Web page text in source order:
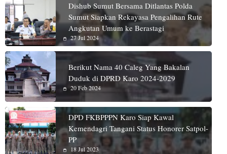
Dishub Sumut Bersama Ditlantas Polda
Sumut Siapkan Rekayasa Pengalihan Rute
Angkutan Umum ke Berastagi
27 Jul 2024
Berikut Nama 40 Caleg Yang Bakalan
Duduk di DPRD Karo 2024-2029
20 Feb 2024
DPD FKBPPPN Karo Siap Kawal
Kemendagri Tangani Status Honorer Satpol-
PP
18 Jul 2023